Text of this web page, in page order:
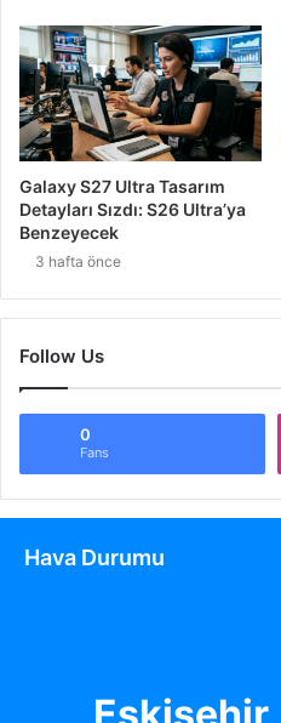
Galaxy S27 Ultra Tasarım
Detayları Sızdı: S26 Ultra’ya
Benzeyecek
3 hafta önce
Follow Us
0
Fans
Hava Durumu